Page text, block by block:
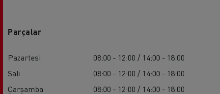
Parçalar
Pazartesi
08:00 - 12:00 / 14:00 - 18:00
Salı
08:00 - 12:00 / 14:00 - 18:00
Çarşamba
08:00 - 12:00 / 14:00 - 18:00